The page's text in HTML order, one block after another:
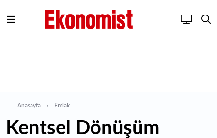
Anasayfa Emlak
Kentsel Dönüşüm